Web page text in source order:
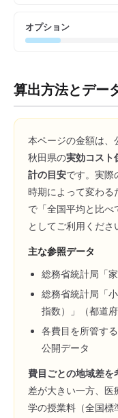
オプション
算出方法とデー
本ページの金額は、
秋田県の実効コスト
計の目安です。実際
時期によって変わる
で「全国平均と比
としてご利用くださ
主な参照データ
総務省統計局「
総務省統計局「
指数）」（都道
各費目を所管す
公開データ
費目ごとの地域差を
差が大きい一方、
学の授業料（全国標